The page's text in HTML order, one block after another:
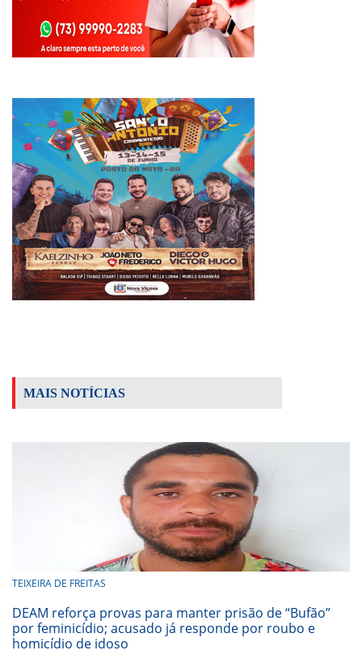
MAIS NOTÍCIAS
TEIXEIRA DE FREITAS
DEAM reforça provas para manter prisão de “Bufão”
por feminicídio; acusado já responde por roubo e
homicídio de idoso